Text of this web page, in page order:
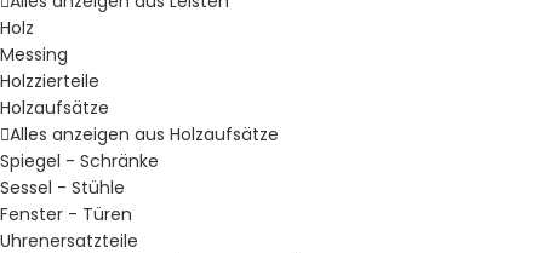
Holz
Messing
Holzzierteile
Holzaufsätze
Alles anzeigen aus Holzaufsätze
Spiegel - Schränke
Sessel - Stühle
Fenster - Türen
Uhrenersatzteile